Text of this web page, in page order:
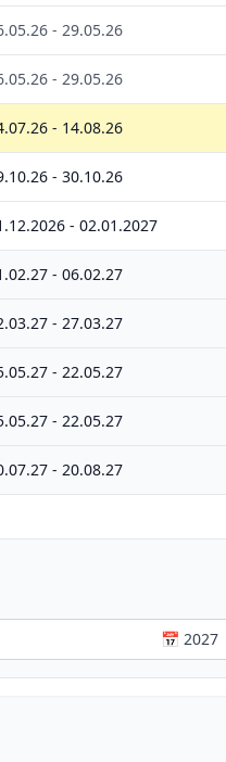
- 29.05.26
- 29.05.26
- 14.08.26
- 30.10.26
- 02.01.2027
- 06.02.27
- 27.03.27
- 22.05.27
- 22.05.27
- 20.08.27
📅 2027